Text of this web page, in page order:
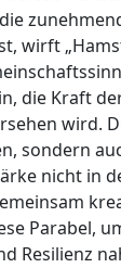
wirft
die Kraft
wird.
sondern
nicht in
Parabel,
Resilienz